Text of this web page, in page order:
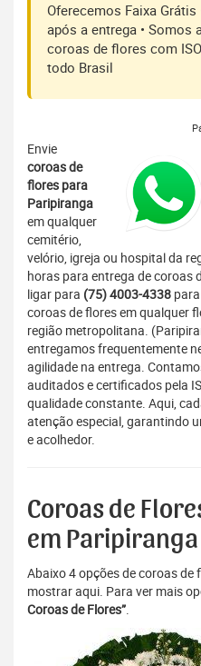
Oferecemos Faixa Grátis
após a entrega • Somos
coroas de flores com
todo Brasil
Envie
coroas de
flores para
Paripiranga
em qualquer
cemitério,
velório, igreja ou hospital da
horas para entrega de coroas
ligar para (75) 4003-4338
coroas de flores em qualquer
região metropolitana.
entregamos frequentemente
agilidade na entrega.
auditados e certificados pela
qualidade constante. Aqui,
atenção especial, garantindo
e acolhedor.
Coroas de
em Paripiranga
Abaixo 4 opções de coroas
mostrar aqui. Para ver mais
Coroas de Flores”.